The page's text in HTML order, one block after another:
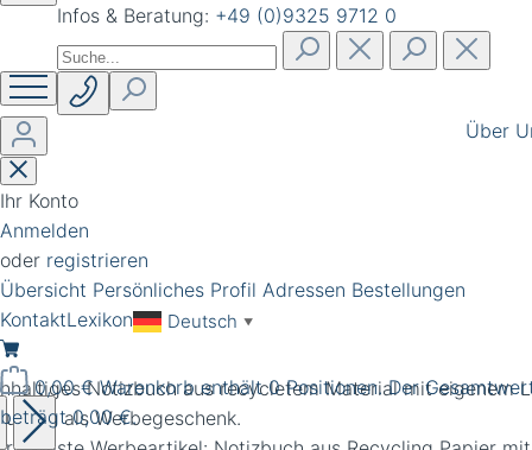
Infos & Beratung: +49 (0)9325 9712 0
Ihr Konto
Anmelden
oder registrieren
Übersicht Persönliches Profil Adressen Bestellungen
Über
KontaktLexikon Deutsch ▼
0,00 €Warenkorb enthält 0 Positionen. Der
beträgt 0,00 €.
Notizbuch aus recycletem Material mit eigenem
als Werbegeschenk.